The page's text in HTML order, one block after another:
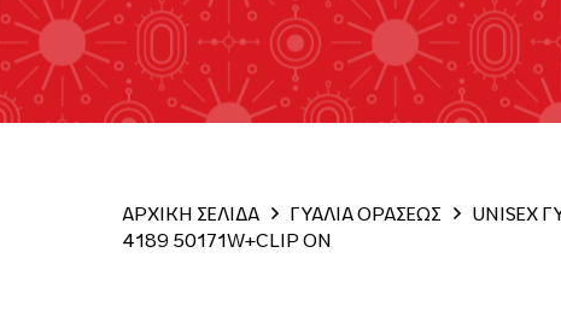
ΑΡΧΙΚΗ ΣΕΛΙΔΑ ΓΥΑΛΙΑ ΟΡΑΣΕΩΣ
UNISEX
4189 50171W+CLIP ON